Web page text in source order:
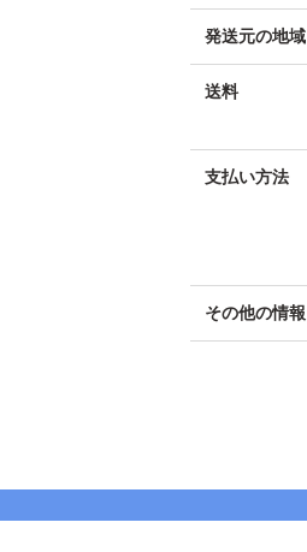
発送元の地域
送料
支払い方法
その他の情報